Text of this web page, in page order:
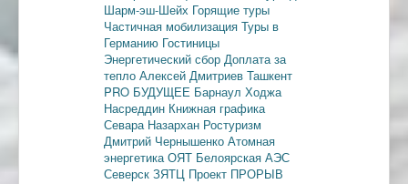
Шарм-эш-Шейх Горящие туры
Частичная мобилизация Туры в
Германию Гостиницы
Энергетический сбор Доплата за
тепло Алексей Дмитриев Ташкент
PRO БУДУЩЕЕ Барнаул Ходжа
Насреддин Книжная графика
Севара Назархан Ростуризм
Дмитрий Чернышенко Атомная
энергетика ОЯТ Белоярская АЭС
Северск ЗЯТЦ Проект ПРОРЫВ